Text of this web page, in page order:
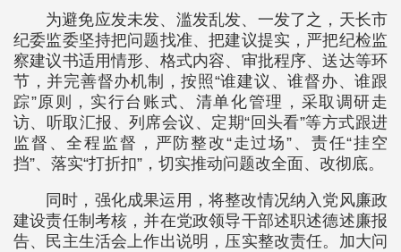
为避免应发未发、滥发乱发、一发了之，天长市
纪委监委坚持把问题找准、把建议提实，严把纪检监
察建议书适用情形、格式内容、审批程序、送达等环
节，并完善督办机制，按照“谁建议、谁督办、谁跟
踪”原则，实行台账式、清单化管理，采取调研走
访、听取汇报、列席会议、定期“回头看”等方式跟进
监督、全程监督，严防整改“走过场”、责任“挂空
挡”、落实“打折扣”，切实推动问题改全面、改彻底。
同时，强化成果运用，将整改情况纳入党风廉政
建设责任制考核，并在党政领导干部述职述德述廉报
告、民主生活会上作出说明，压实整改责任。加大问